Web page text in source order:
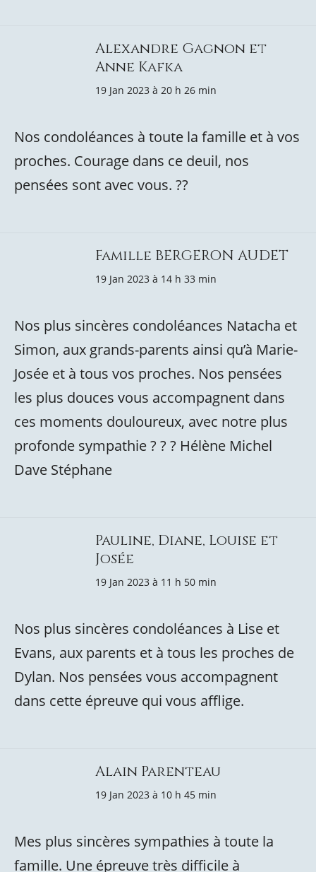
Alexandre Gagnon et
Anne Kafka
19 Jan 2023 à 20 h 26 min
Nos condoléances à toute la famille et à vos
proches. Courage dans ce deuil, nos
pensées sont avec vous. ??
Famille BERGERON AUDET
19 Jan 2023 à 14 h 33 min
Nos plus sincères condoléances Natacha et
Simon, aux grands-parents ainsi qu’à Marie-
Josée et à tous vos proches. Nos pensées
les plus douces vous accompagnent dans
ces moments douloureux, avec notre plus
profonde sympathie ? ? ? Hélène Michel
Dave Stéphane
Pauline, Diane, Louise et
Josée
19 Jan 2023 à 11 h 50 min
Nos plus sincères condoléances à Lise et
Evans, aux parents et à tous les proches de
Dylan. Nos pensées vous accompagnent
dans cette épreuve qui vous afflige.
Alain Parenteau
19 Jan 2023 à 10 h 45 min
Mes plus sincères sympathies à toute la
famille. Une épreuve très difficile à